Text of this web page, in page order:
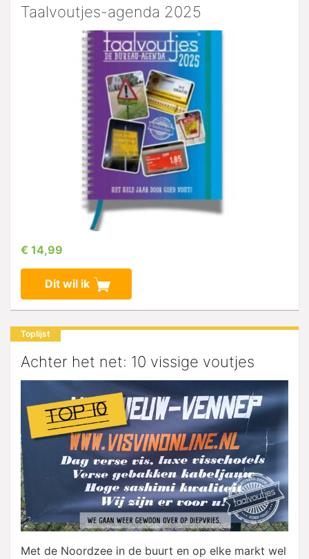
Taalvoutjes-agenda 2025
€ 14,99
Dit wil ik
Toplijst
Achter het net: 10 vissige voutjes
Met de Noordzee in de buurt en op elke markt wel